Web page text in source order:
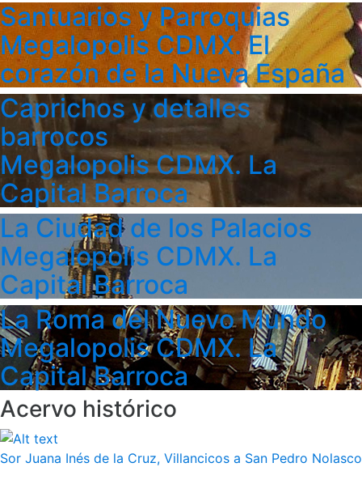
Santuarios y Parroquias
Megalopolis CDMX. El
corazón de la Nueva España
Caprichos y detalles
barrocos
Megalopolis CDMX. La
Capital Barroca
La Ciudad de los Palacios
Megalopolis CDMX. La
Capital Barroca
La Roma del Nuevo Mundo
Megalopolis CDMX. La
Capital Barroca
Acervo histórico
Sor Juana Inés de la Cruz, Villancicos a San Pedro Nolasco